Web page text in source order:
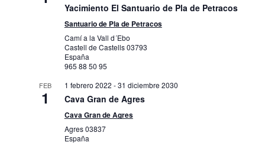
Yacimiento El Santuario de Pla de Petracos
Santuario de Pla de Petracos
Camí a la Vall d´Ebo
Castell de Castells03793
España
965 88 50 95
FEB
1
1 febrero 2022 -31 diciembre 2030
Cava Gran de Agres
Cava Gran de Agres
Agres03837
España